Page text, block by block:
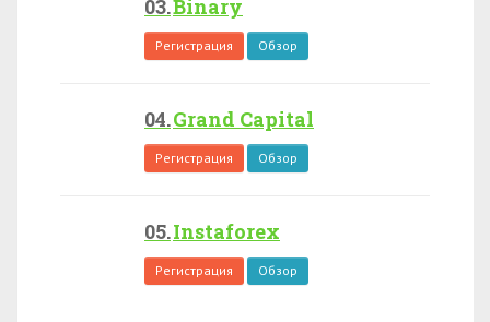
Binary
Регистрация Обзор
Grand Capital
Регистрация Обзор
Instaforex
Регистрация Обзор